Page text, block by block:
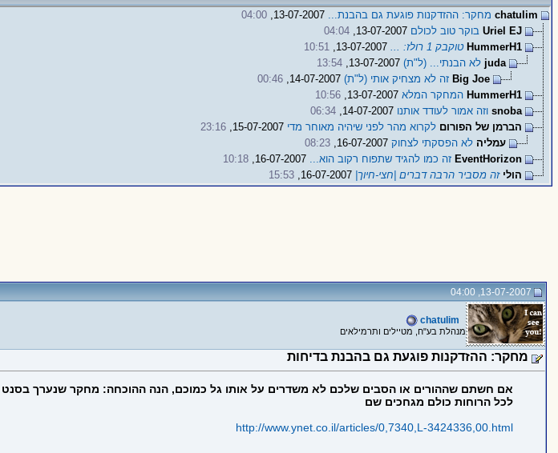
chatulim מחקר: ההזדקנות פוגעת גם בהבנת...
04:00
Uriel EJ בוקר טוב לכולם
04:04
HummerH1 טוקבק 1 רולז: ... 13-07-2007,
10:51
juda לא הבנתי... (ל"ת)13-07-2007,
13:54
Big Joe זה לא מצחיק אותי (ל"ת)14-07-2007,
00:46
HummerH1 המחקר המלא13-07-2007,
10:56
snoba וזה אמור לעודד אותנו
06:34
הברמן של הפורום לקרוא מהר לפני שיהיה מאוחר מדי
23:16
עמליה לא הפסקתי לצחוק16-07-2007,
08:23
EventHorizon זה כמו להגיד שתפוח רקוב הוא...
10:18
הולי זה מסביר הרבה דברים |חצי-חיוך| 15:53
13-07-2007, 04:00
chatulim
מנהלת בע"ח, מטיילים ותרמילאים
מחקר: ההזדקנות פוגעת גם בהבנת בדיחות
אם חשתם שההורים או הסבים שלכם לא משדרים על אותו גל כמוכם, הנה ההוכחה: מחקר שנערך בסנט
לכל הרוחות כולם מגחכים שם
http://www.ynet.co.il/articles/0,7340,L-3424336,00.html